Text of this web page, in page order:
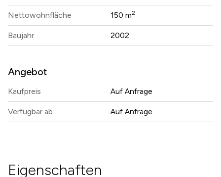
Nettowohnfläche 150 m2
Baujahr 2002
Angebot
Kaufpreis Auf Anfrage
Verfügbar ab Auf Anfrage
Eigenschaften